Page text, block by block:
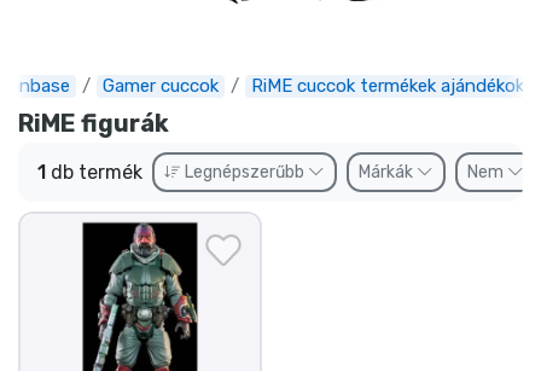
Fanbase Gamer cuccok RiME cuccok termékek ajándékok
RiME figurák
1 db termék Legnépszerűbb Márkák Nem
Express szállítás
Előrendelhető cuccok
Outlet cuccok
Ajándékkártya
Szállítás és fizetés
Sorozatos cuccok